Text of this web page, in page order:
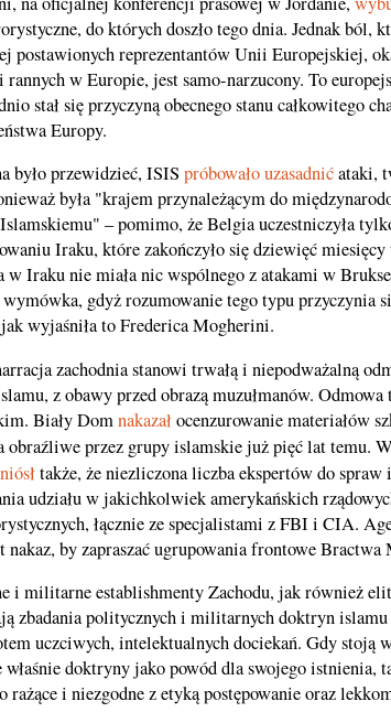
do których doszło tego dnia. Jednak
postawionych reprezentantów Unii Europejskiej,
rannych w Europie, jest samo-narzucony. To
stał się przyczyną obecnego stanu całkowitego
Europy.
było przewidzieć, ISIS próbowało uzasadnićataki,
była "krajem przynależącym do
– pomimo, że Belgia uczestniczyła
Iraku, które zakończyło się dziewięć miesięcy
w Iraku nie miała nic wspólnego z atakami w
gdyż rozumowanie tego typu przyczynia
wyjaśniła to Frederica Mogherini.
zachodnia stanowi trwałą i niepodważalną
z obawy przed obrazą muzułmanów.
Biały Domnakazałocenzurowanie materiałów
obraźliwe przez grupy islamskie już pięć lat temu.
także, że niezliczona liczba ekspertów do
udziału w jakichkolwiek amerykańskich
łącznie ze specjalistami z FBI i CIA.
nakaz, by zapraszać ugrupowania frontowe Bractwa
i militarne establishmenty Zachodu, jak również
zbadania politycznych i militarnych doktryn
uczciwych, intelektualnych dociekań. Gdy stoją
właśnie doktryny jako powód dla swojego istnienia,
rażące i niezgodne z etyką postępowanie oraz